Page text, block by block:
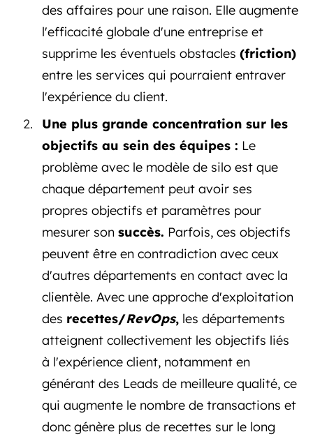
des affaires pour une raison. Elle augmente
l'efficacité globale d'une entreprise et
supprime les éventuels obstacles (friction)
entre les services qui pourraient entraver
l'expérience du client.
Une plus grande concentration sur les
objectifs au sein des équipes : Le
problème avec le modèle de silo est que
chaque département peut avoir ses
propres objectifs et paramètres pour
mesurer son succès. Parfois, ces objectifs
peuvent être en contradiction avec ceux
d'autres départements en contact avec la
clientèle. Avec une approche d'exploitation
des recettes/RevOps, les départements
atteignent collectivement les objectifs liés
à l'expérience client, notamment en
générant des Leads de meilleure qualité, ce
qui augmente le nombre de transactions et
donc génère plus de recettes sur le long